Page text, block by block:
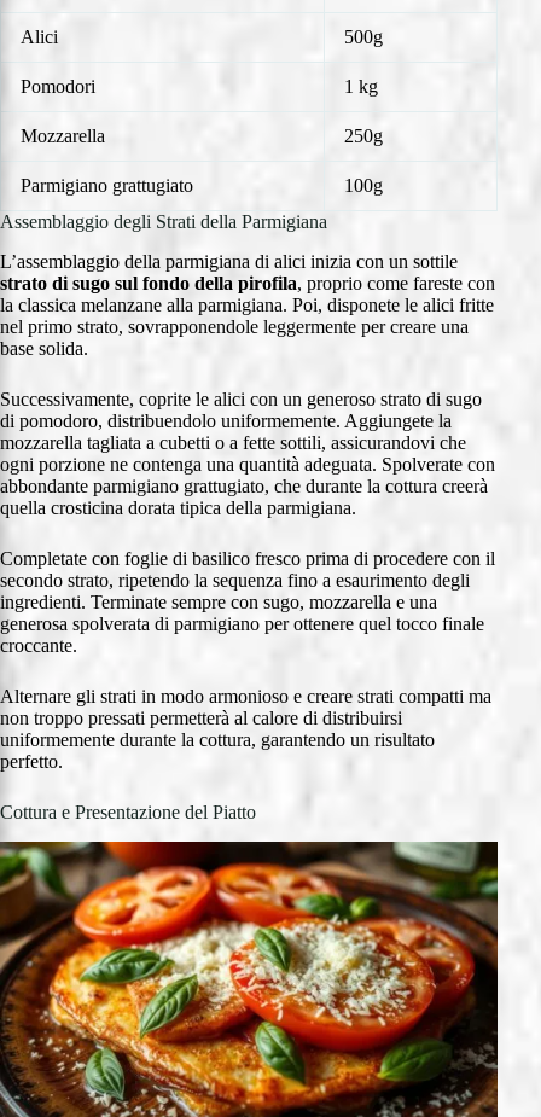
Alici 500g
Pomodori 1 kg
Mozzarella 250g
Parmigiano grattugiato
100g
Assemblaggio degli Strati della Parmigiana
L’assemblaggio della parmigiana di alici inizia con un sottile
strato di sugo sul fondo della pirofila, proprio come fareste con
la classica melanzane alla parmigiana. Poi, disponete le alici fritte
nel primo strato, sovrapponendole leggermente per creare una
base solida.
Successivamente, coprite le alici con un generoso strato di sugo
di pomodoro, distribuendolo uniformemente. Aggiungete la
mozzarella tagliata a cubetti o a fette sottili, assicurandovi che
ogni porzione ne contenga una quantità adeguata. Spolverate con
abbondante parmigiano grattugiato, che durante la cottura creerà
quella crosticina dorata tipica della parmigiana.
Completate con foglie di basilico fresco prima di procedere con il
secondo strato, ripetendo la sequenza fino a esaurimento degli
ingredienti. Terminate sempre con sugo, mozzarella e una
generosa spolverata di parmigiano per ottenere quel tocco finale
croccante.
Alternare gli strati in modo armonioso e creare strati compatti ma
non troppo pressati permetterà al calore di distribuirsi
uniformemente durante la cottura, garantendo un risultato
perfetto.
Cottura e Presentazione del Piatto